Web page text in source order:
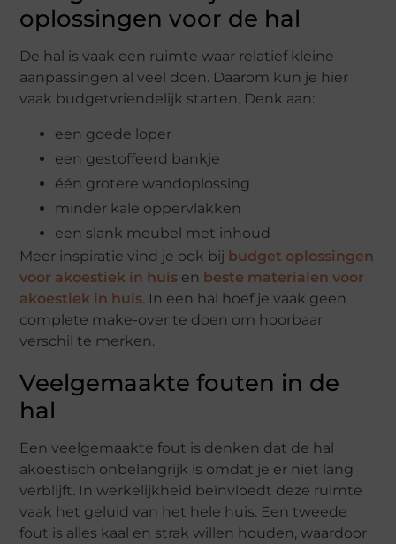
oplossingen voor de hal
De hal is vaak een ruimte waar relatief kleine
aanpassingen al veel doen. Daarom kun je hier
vaak budgetvriendelijk starten. Denk aan:
een goede loper
een gestoffeerd bankje
één grotere wandoplossing
minder kale oppervlakken
een slank meubel met inhoud
Meer inspiratie vind je ook bij budget oplossingen
voor akoestiek in huis en beste materialen voor
akoestiek in huis. In een hal hoef je vaak geen
complete make-over te doen om hoorbaar
verschil te merken.
Veelgemaakte fouten in de
hal
Een veelgemaakte fout is denken dat de hal
akoestisch onbelangrijk is omdat je er niet lang
verblijft. In werkelijkheid beïnvloedt deze ruimte
vaak het geluid van het hele huis. Een tweede
fout is alles kaal en strak willen houden, waardoor